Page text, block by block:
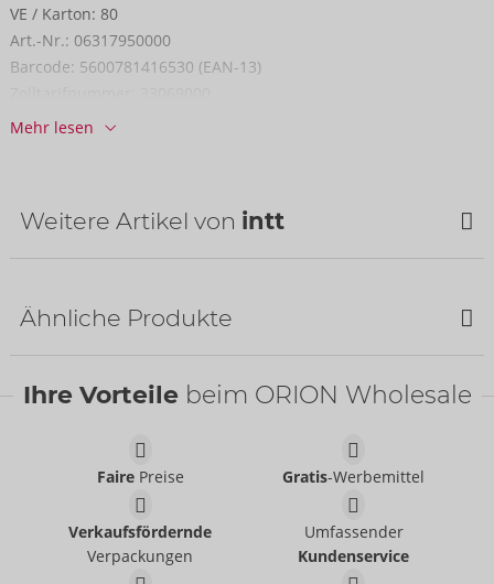
VE / Karton: 80
Art.-Nr.: 06317950000
Barcode: 5600781416530 (EAN-13)
Herkunftsland:
Mehr lesen
Weitere Artikel von intt
Suck My Clit
06317100000
Hydra Plus
06316800000
14,95 €
Ähnliche Produkte
Ihre Vorteile beim ORION Wholesale
FairePreise Gratis-Werbemittel
Verkaufsfördernde
Verpackungen
Umfassender
Kundenservice